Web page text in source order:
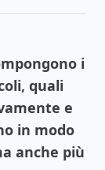
i
quali
e
in modo
anche più